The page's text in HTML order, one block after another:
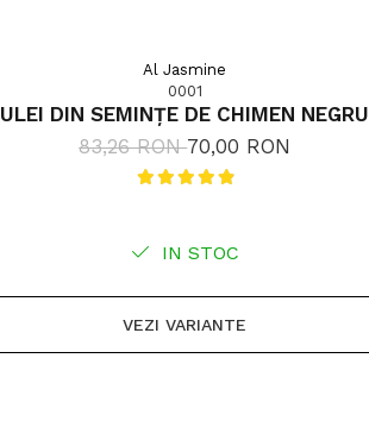
Al Jasmine
0001
ULEI DIN SEMINȚE DE CHIMEN NEGRU
83,26 RON70,00 RON
IN STOC
VEZI VARIANTE